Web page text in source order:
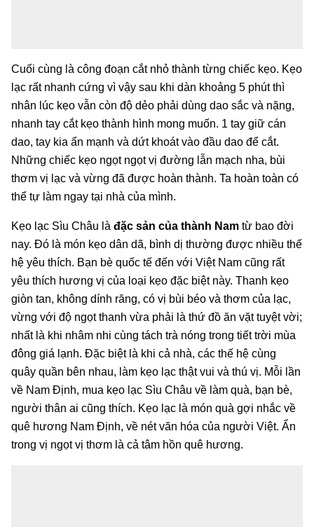
Cuối cùng là công đoạn cắt nhỏ thành từng chiếc kẹo. Kẹo
lạc rất nhanh cứng vì vậy sau khi dàn khoảng 5 phút thì
nhân lúc kẹo vẫn còn độ dẻo phải dùng dao sắc và nặng,
nhanh tay cắt kẹo thành hình mong muốn. 1 tay giữ cán
dao, tay kia ấn mạnh và dứt khoát vào đầu dao để cắt.
Những chiếc kẹo ngọt ngọt vị đường lẫn mạch nha, bùi
thơm vị lạc và vừng đã được hoàn thành. Ta hoàn toàn có
thể tự làm ngay tại nhà của mình.
Kẹo lạc Sìu Châu là đặc sản của thành Nam từ bao đời
nay. Đó là món kẹo dân dã, bình dị thường được nhiều thế
hệ yêu thích. Bạn bè quốc tế đến với Việt Nam cũng rất
yêu thích hương vị của loại kẹo đặc biệt này. Thanh kẹo
giòn tan, không dính răng, có vị bùi béo và thơm của lạc,
vừng với độ ngọt thanh vừa phải là thứ đồ ăn vặt tuyệt vời;
nhất là khi nhâm nhi cùng tách trà nóng trong tiết trời mùa
đông giá lạnh. Đặc biệt là khi cả nhà, các thế hệ cùng
quây quần bên nhau, làm kẹo lạc thật vui và thú vị. Mỗi lần
về Nam Định, mua kẹo lạc Sìu Châu về làm quà, bạn bè,
người thân ai cũng thích. Kẹo lạc là món quà gợi nhắc về
quê hương Nam Định, về nét văn hóa của người Việt. Ẩn
trong vị ngọt vị thơm là cả tâm hồn quê hương.